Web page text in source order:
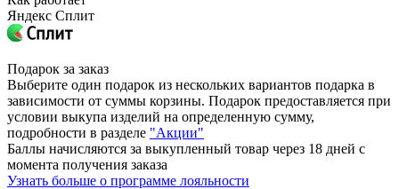
Яндекс Сплит
Подарок за заказ
Выберите один подарок из нескольких вариантов подарка в
зависимости от суммы корзины. Подарок предоставляется при
условии выкупа изделий на определенную сумму,
подробности в разделе "Акции"
Баллы начисляются за выкупленный товар через 18 дней с
момента получения заказа
Узнать больше о программе лояльности